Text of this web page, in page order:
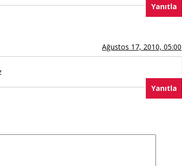
Yanıtla
Ağustos 17, 2010, 05:00
Yanıtla